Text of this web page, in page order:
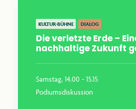
KULTUR-BÜHNE DIALOG
Die verletzte Erde –
nachhaltige Zukunft
Samstag, 14.00 - 15.15
Podiumsdiskussion